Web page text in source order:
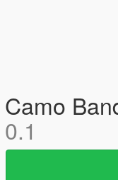
Camo
0.1